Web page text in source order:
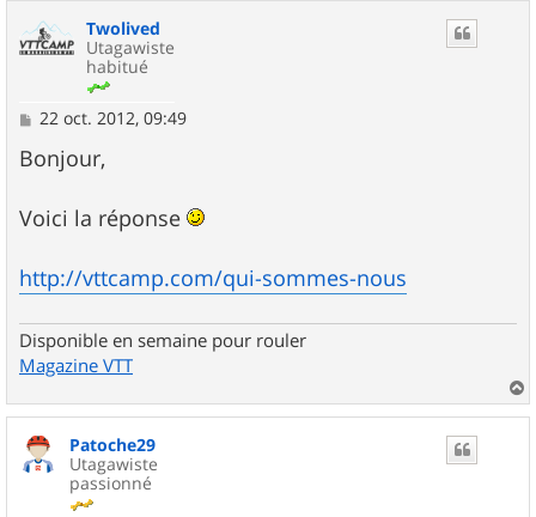
Twolived
Utagawiste
habitué
M
s
s
g
e
22 oct. 2012, 09:49
Bonjour,
Voici la réponse
http://vttcamp.com/qui-sommes-nous
Disponible en semaine pour rouler
Magazine VTT
a
Patoche29
Utagawiste
passionné